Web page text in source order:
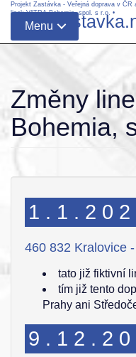
Projekt Zastávka - Veřejná doprava v ČR
linek VATRA Bohemia, spol. s r.o. •
Menu
Změny
Bohemia,
460 832 Kralovice
tato již fiktivní
tím již tento
Prahy ani